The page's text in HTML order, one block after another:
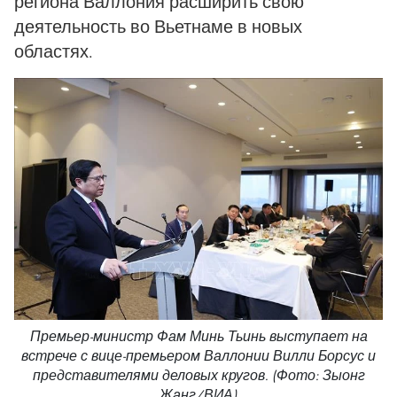
деятельность во Вьетнаме в новых
областях.
Премьер-министр Фам Минь Тьинь выступает на
встрече с вице-премьером Валлонии Вилли Борсус и
представителями деловых кругов. (Фото: Зыонг